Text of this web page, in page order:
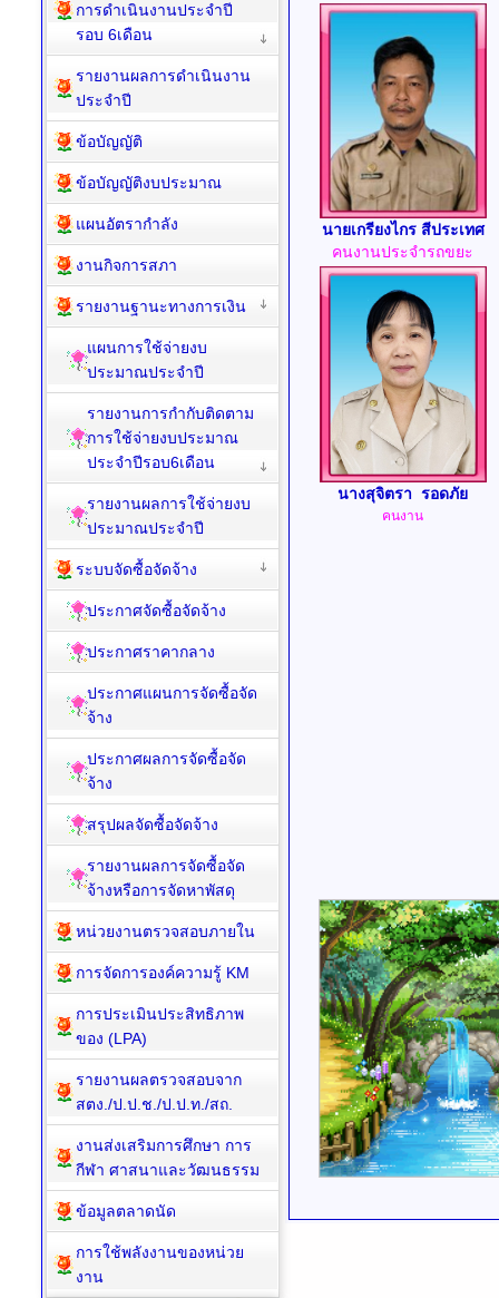
นายเกรียงไกร สีประเทศ
คนงานประจำรถขยะ
นางสุจิตรา รอดภัย
คนงาน
การดำเนินงานประจำปี
รอบ 6เดือน
รายงานผลการดำเนินงาน
ประจำปี
ข้อบัญญัติ
ข้อบัญญัติงบประมาณ
แผนอัตรากำลัง
งานกิจการสภา
รายงานฐานะทางการเงิน
แผนการใช้จ่ายงบ
ประมาณประจำปี
รายงานการกำกับติดตาม
การใช้จ่ายงบประมาณ
ประจำปีรอบ6เดือน
รายงานผลการใช้จ่ายงบ
ประมาณประจำปี
ระบบจัดซื้อจัดจ้าง
ประกาศจัดซื้อจัดจ้าง
ประกาศราคากลาง
ประกาศแผนการจัดซื้อจัด
จ้าง
ประกาศผลการจัดซื้อจัด
จ้าง
สรุปผลจัดซื้อจัดจ้าง
รายงานผลการจัดซื้อจัด
จ้างหรือการจัดหาพัสดุ
หน่วยงานตรวจสอบภายใน
การจัดการองค์ความรู้ KM
การประเมินประสิทธิภาพ
ของ (LPA)
รายงานผลตรวจสอบจาก
สตง./ป.ป.ช./ป.ป.ท./สถ.
งานส่งเสริมการศึกษา การ
กีฬา ศาสนาและวัฒนธรรม
ข้อมูลตลาดนัด
การใช้พลังงานของหน่วย
งาน